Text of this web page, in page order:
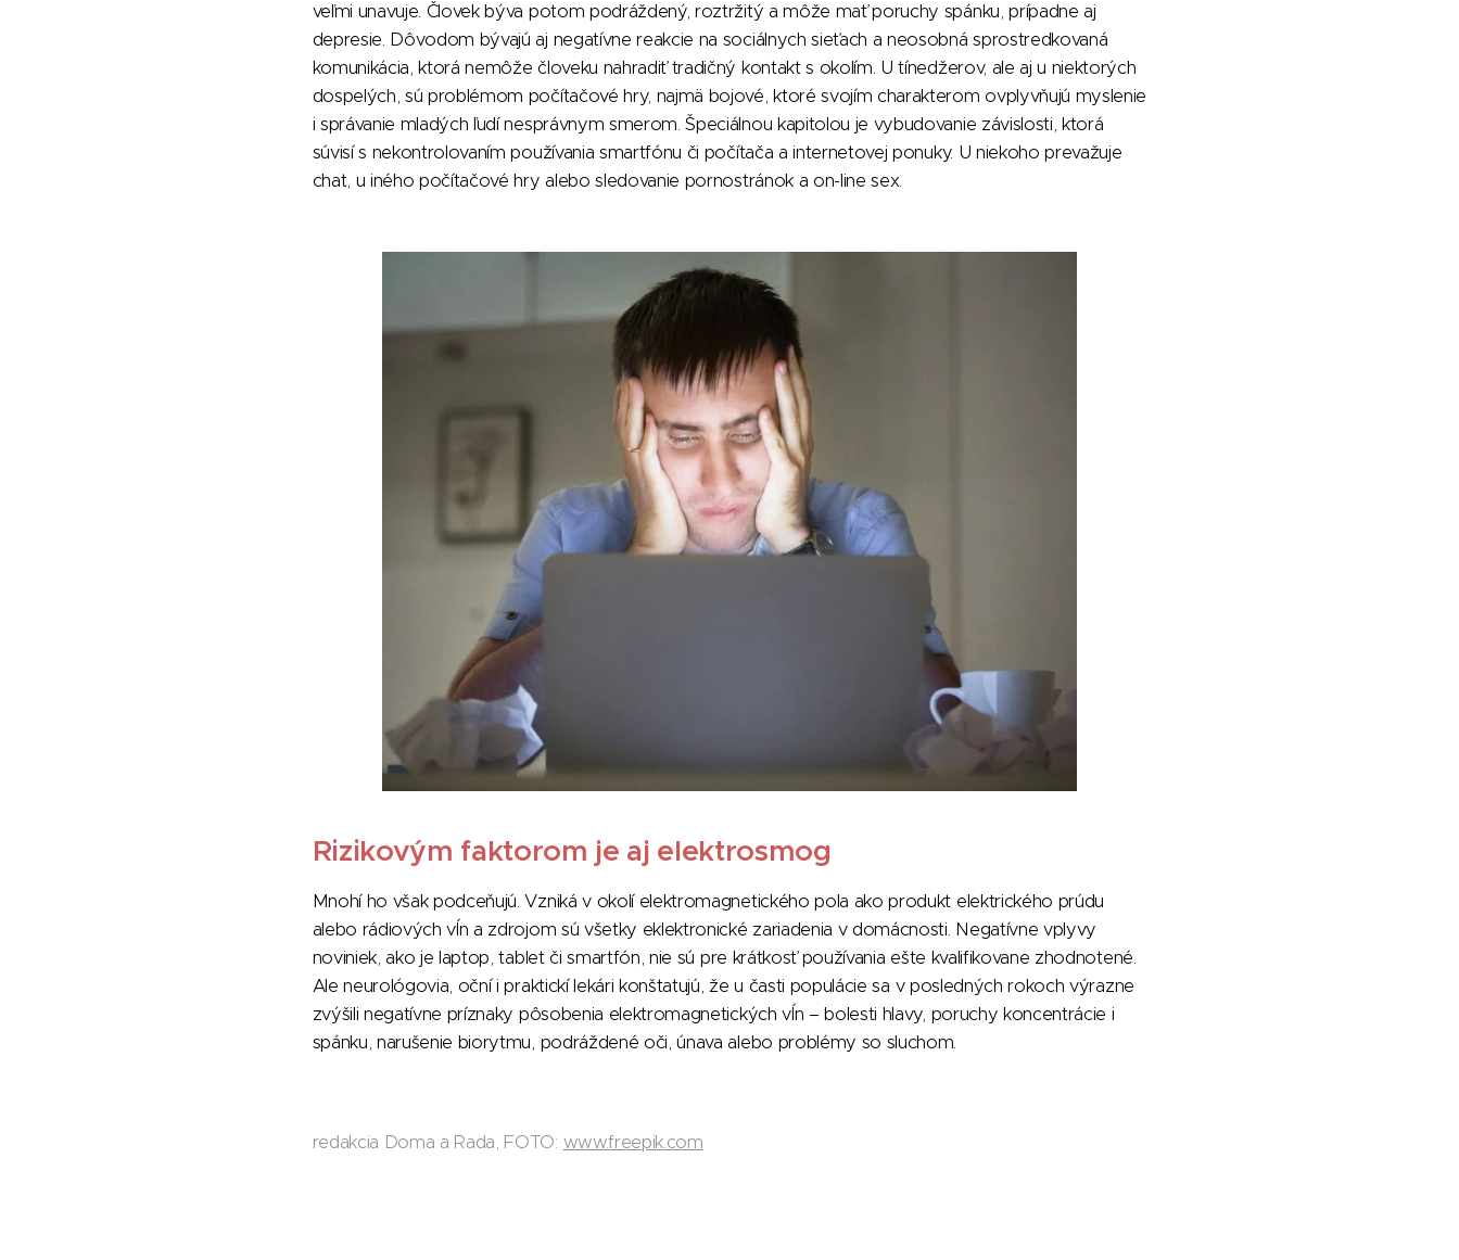
veľmi unavuje. Človek býva potom podráždený, roztržitý a môže mať poruchy spánku, prípadne aj
depresie. Dôvodom bývajú aj negatívne reakcie na sociálnych sieťach a neosobná sprostredkovaná
komunikácia, ktorá nemôže človeku nahradiť tradičný kontakt s okolím. U tínedžerov, ale aj u niektorých
dospelých, sú problémom počítačové hry, najmä bojové, ktoré svojím charakterom ovplyvňujú myslenie
i správanie mladých ľudí nesprávnym smerom. Špeciálnou kapitolou je vybudovanie závislosti, ktorá
súvisí s nekontrolovaním používania smartfónu či počítača a internetovej ponuky. U niekoho prevažuje
chat, u iného počítačové hry alebo sledovanie pornostránok a on-line sex.
Rizikovým faktorom je aj elektrosmog
Mnohí ho však podceňujú. Vzniká v okolí elektromagnetického pola ako produkt elektrického prúdu
alebo rádiových vĺn a zdrojom sú všetky eklektronické zariadenia v domácnosti. Negatívne vplyvy
noviniek, ako je laptop, tablet či smartfón, nie sú pre krátkosť používania ešte kvalifikovane zhodnotené.
Ale neurológovia, oční i praktickí lekári konštatujú, že u časti populácie sa v posledných rokoch výrazne
zvýšili negatívne príznaky pôsobenia elektromagnetických vĺn – bolesti hlavy, poruchy koncentrácie i
spánku, narušenie biorytmu, podráždené oči, únava alebo problémy so sluchom.
redakcia Doma a Rada, FOTO: www.freepik.com